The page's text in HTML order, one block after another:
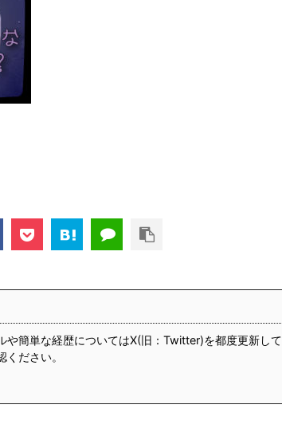
や簡単な経歴についてはX(旧：Twitter)を都度更新して
ださい。